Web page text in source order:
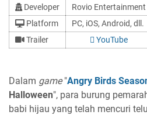
Developer
Rovio Entertainment
Platform
PC, iOS, Android, dll.
Trailer
YouTube
Dalam game"Angry Birds
Halloween", para burung
babi hijau yang telah mencuri